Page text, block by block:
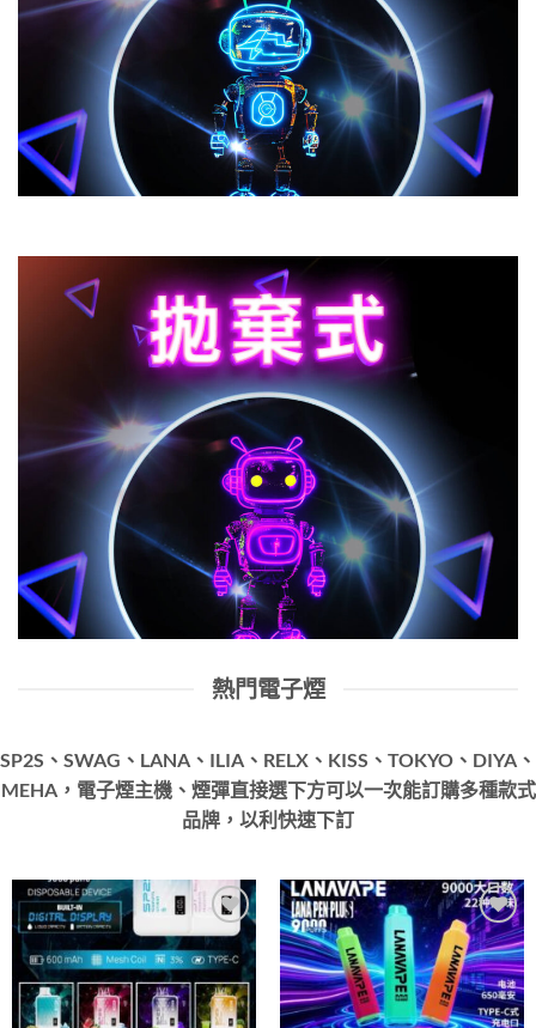
熱門電子煙
SP2S、SWAG、LANA、ILIA、RELX、KISS、TOKYO、DIYA、
MEHA，電子煙主機、煙彈直接選下方可以一次能訂購多種款式
品牌，以利快速下訂
Add to
wishlist
Add to
wishlist